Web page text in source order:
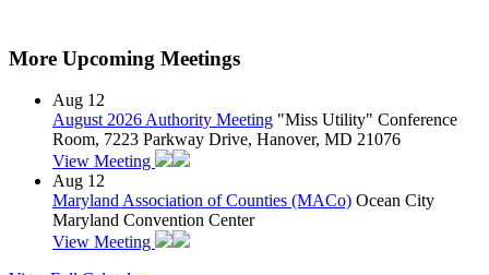
More Upcoming Meetings
Aug 12
August 2026 Authority Meeting "Miss Utility" Conference
Room, 7223 Parkway Drive, Hanover, MD 21076
View Meeting
Aug 12
Maryland Association of Counties (MACo) Ocean City
Maryland Convention Center
View Meeting